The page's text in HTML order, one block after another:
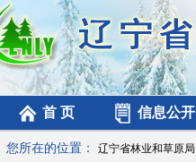
首 页 信息公开
您所在的位置： 辽宁省林业和草原局